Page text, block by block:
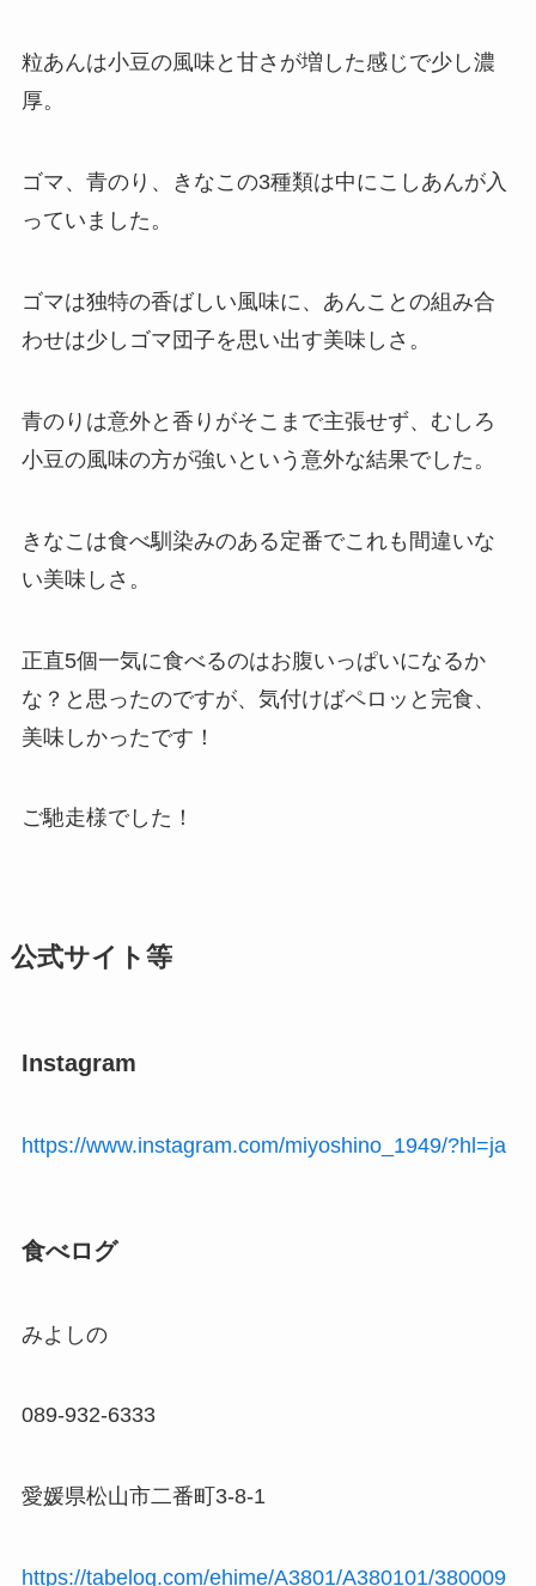
粒あんは小豆の風味と甘さが増した感じで少し濃
厚。
ゴマ、青のり、きなこの3種類は中にこしあんが入
っていました。
ゴマは独特の香ばしい風味に、あんことの組み合
わせは少しゴマ団子を思い出す美味しさ。
青のりは意外と香りがそこまで主張せず、むしろ
小豆の風味の方が強いという意外な結果でした。
きなこは食べ馴染みのある定番でこれも間違いな
い美味しさ。
正直5個一気に食べるのはお腹いっぱいになるか
な？と思ったのですが、気付けばペロッと完食、
美味しかったです！
ご馳走様でした！
公式サイト等
Instagram
https://www.instagram.com/miyoshino_1949/?hl=ja
食べログ
みよしの
089-932-6333
愛媛県松山市二番町3-8-1
https://tabelog.com/ehime/A3801/A380101/380009